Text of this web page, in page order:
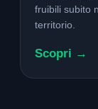
fruibili subito
territorio.
Scopri →